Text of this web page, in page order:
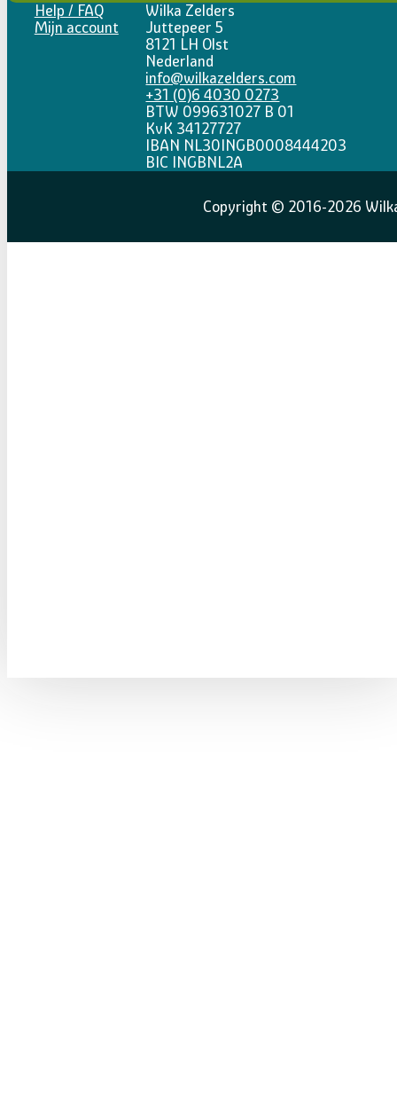
Help / FAQ
Mijn account
Wilka Zelders
Juttepeer 5
8121 LH Olst
Nederland
info@wilkazelders.com
+31 (0)6 4030 0273
BTW 099631027 B 01
KvK 34127727
IBAN NL30INGB0008444203
BIC INGBNL2A
Copyright © 2016-2026